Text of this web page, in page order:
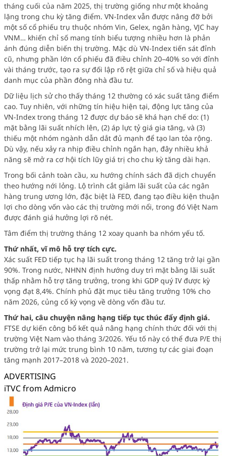
tháng cuối của năm 2025, thị trường giống như một khoảng
lặng trong chu kỳ tăng điểm. VN-Index vẫn được nâng đỡ bởi
một số cổ phiếu trụ thuộc nhóm Vin, Gelex, ngân hàng, VJC hay
VNM… khiến chỉ số mang tính biểu tượng nhiều hơn là phản
ánh đúng diễn biến thị trường. Mặc dù VN-Index tiến sát đỉnh
cũ, nhưng phần lớn cổ phiếu đã điều chỉnh 20–40% so với đỉnh
vài tháng trước, tạo ra sự đối lập rõ rệt giữa chỉ số và hiệu quả
danh mục của phần đông nhà đầu tư.
Dữ liệu lịch sử cho thấy tháng 12 thường có xác suất tăng điểm
cao. Tuy nhiên, với những tín hiệu hiện tại, động lực tăng của
VN-Index trong tháng 12 được dự báo sẽ khá hạn chế do: (1)
mặt bằng lãi suất nhích lên, (2) áp lực tỷ giá gia tăng, và (3)
thiếu một nhóm ngành dẫn dắt đủ mạnh để tạo lan tỏa rộng.
Dù vậy, nếu xảy ra nhịp điều chỉnh ngắn hạn, đây nhiều khả
năng sẽ mở ra cơ hội tích lũy giá trị cho chu kỳ tăng dài hạn.
Trong bối cảnh toàn cầu, xu hướng chính sách đã dịch chuyển
theo hướng nới lỏng. Lộ trình cắt giảm lãi suất của các ngân
hàng trung ương lớn, đặc biệt là FED, đang tạo điều kiện thuận
lợi cho dòng vốn vào các thị trường mới nổi, trong đó Việt Nam
được đánh giá hưởng lợi rõ nét.
Tâm điểm thị trường tháng 12 xoay quanh ba nhóm yếu tố.
Thứ nhất, vĩ mô hỗ trợ tích cực.
Xác suất FED tiếp tục hạ lãi suất trong tháng 12 tăng trở lại gần
90%. Trong nước, NHNN định hướng duy trì mặt bằng lãi suất
thấp nhằm hỗ trợ tăng trưởng, trong khi GDP quý IV được kỳ
vọng đạt 8,4%. Chính phủ đặt mục tiêu tăng trưởng 10% cho
năm 2026, củng cố kỳ vọng về dòng vốn đầu tư.
Thứ hai, câu chuyện nâng hạng tiếp tục thúc đẩy định giá.
FTSE dự kiến công bố kết quả nâng hạng chính thức đối với thị
trường Việt Nam vào tháng 3/2026. Yếu tố này có thể đưa P/E thị
trường trở lại mức trung bình 10 năm, tương tự các giai đoạn
tăng mạnh 2017–2018 và 2020–2021.
ADVERTISING
iTVC from Admicro